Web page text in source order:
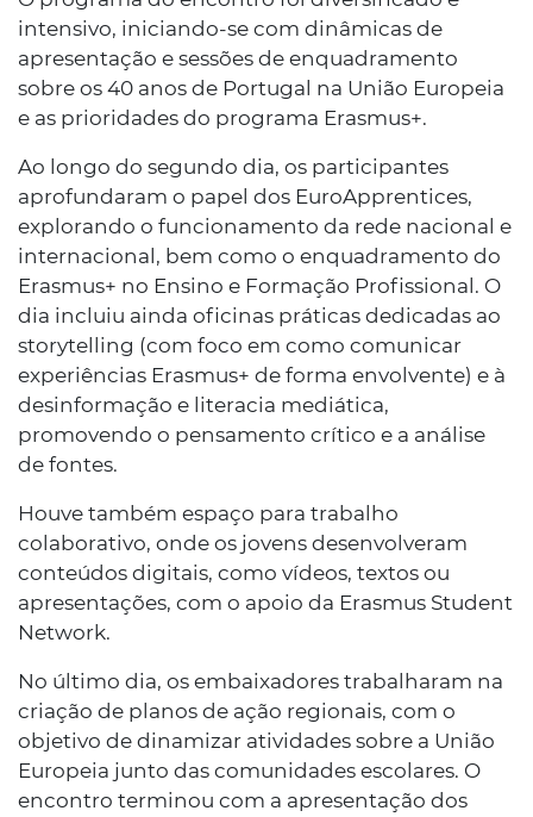
intensivo, iniciando-se com dinâmicas de
apresentação e sessões de enquadramento
sobre os 40 anos de Portugal na União Europeia
e as prioridades do programa Erasmus+.
Ao longo do segundo dia, os participantes
aprofundaram o papel dos EuroApprentices,
explorando o funcionamento da rede nacional e
internacional, bem como o enquadramento do
Erasmus+ no Ensino e Formação Profissional. O
dia incluiu ainda oficinas práticas dedicadas ao
storytelling (com foco em como comunicar
experiências Erasmus+ de forma envolvente) e à
desinformação e literacia mediática,
promovendo o pensamento crítico e a análise
de fontes.
Houve também espaço para trabalho
colaborativo, onde os jovens desenvolveram
conteúdos digitais, como vídeos, textos ou
apresentações, com o apoio da Erasmus Student
Network.
No último dia, os embaixadores trabalharam na
criação de planos de ação regionais, com o
objetivo de dinamizar atividades sobre a União
Europeia junto das comunidades escolares. O
encontro terminou com a apresentação dos